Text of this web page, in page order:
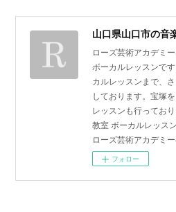
ローズ芸術アカデミ
ボーカルレッスンで
カルレッスンまで、
しております。宝塚
レッスンも行ってお
教室 ボーカルレッス
ローズ芸術アカデミ
フォロー